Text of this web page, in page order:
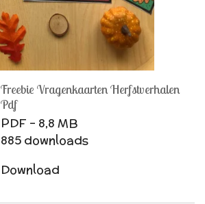
Freebie Vragenkaarten Herfstverhalen
Pdf
PDF – 8,8 MB
885 downloads
Download